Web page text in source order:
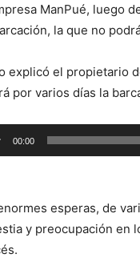
ManPué, luego
la que no
explicó el propietario
por varios días la
00:00
esperas, de
y preocupación en